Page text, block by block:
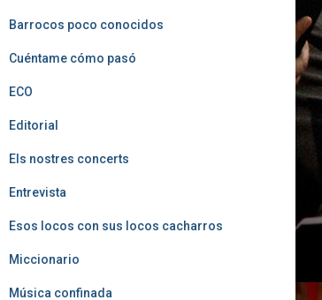
Barrocos poco conocidos
Cuéntame cómo pasó
ECO
Editorial
Els nostres concerts
Entrevista
Esos locos con sus locos cacharros
Miccionario
Música confinada